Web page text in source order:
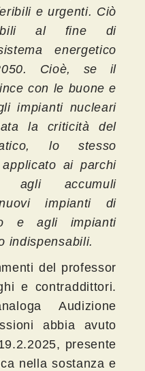
e urgenti. Ciò
al fine di
energetico
Cioè, se il
con le buone e
impianti nucleari
la criticità del
lo stesso
ai parchi
accumuli
impianti di
e agli impianti
indispensabili.
del professor
e contraddittori.
Audizione
abbia avuto
presente
nella sostanza e